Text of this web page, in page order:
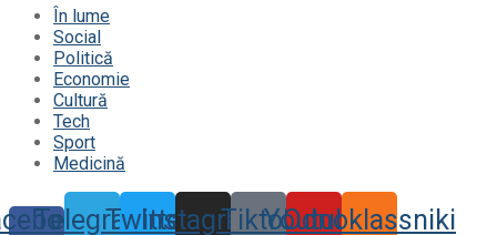
În lume
Social
Politică
Economie
Cultură
Tech
Sport
Medicină
TelegramTwitter
Instagram
TiktokYoutube
Odnoklassniki